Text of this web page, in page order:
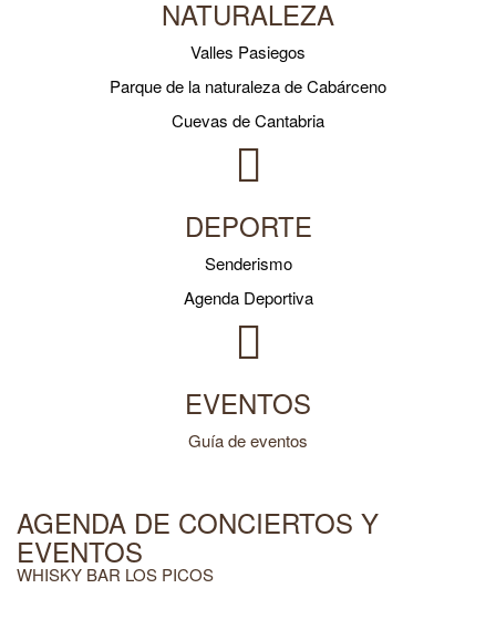
NATURALEZA
Valles Pasiegos
Parque de la naturaleza de Cabárceno
Cuevas de Cantabria
DEPORTE
Senderismo
Agenda Deportiva
EVENTOS
Guía de eventos
AGENDA DE CONCIERTOS Y
EVENTOS
WHISKY BAR LOS PICOS